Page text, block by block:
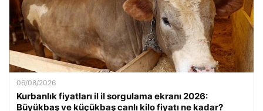
06/08/2026
Kurbanlık fiyatları il il sorgulama ekranı 2026:
Büyükbaş ve küçükbaş canlı kilo fiyatı ne kadar?